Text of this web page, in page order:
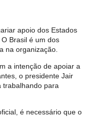
apoio dos Estados
. O Brasil é um dos
na organização.
a intenção de apoiar a
o presidente Jair
trabalhando para
é necessário que o